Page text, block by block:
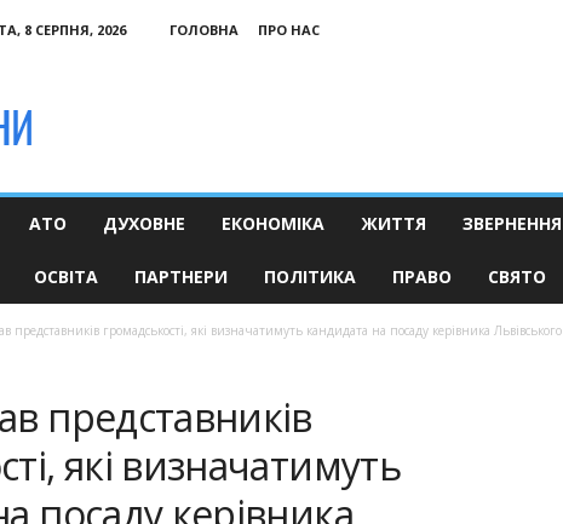
8 СЕРПНЯ, 2026 ГОЛОВНА
ПРО НАС
АТО ДУХОВНЕ ЕКОНОМІКА ЖИТТЯ ЗВЕРНЕННЯ
ОСВІТА ПАРТНЕРИ ПОЛІТИКА ПРАВО СВЯТО
представників громадськості, які визначатимуть кандидата на посаду керівника Львівського
представників
які визначатимуть